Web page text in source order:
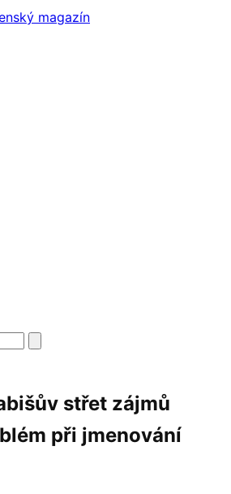
střet zájmů
při jmenování